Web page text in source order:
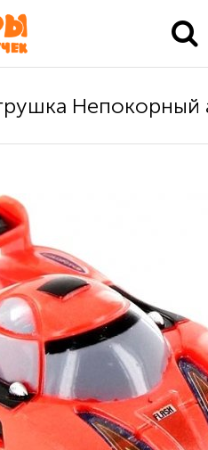
Непокорный